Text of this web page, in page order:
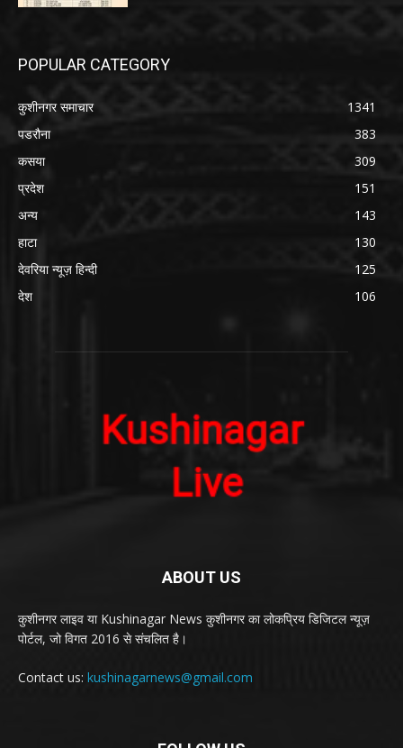
POPULAR CATEGORY
कुशीनगर समाचार
1341
पडरौना
383
कसया
309
प्रदेश
151
अन्य
143
हाटा
130
देवरिया न्यूज़ हिन्दी
125
देश
106
ABOUT US
कुशीनगर लाइव या Kushinagar News कुशीनगर का लोकप्रिय डिजिटल न्यूज़
पोर्टल, जो विगत 2016 से संचलित है।
Contact us: kushinagarnews@gmail.com